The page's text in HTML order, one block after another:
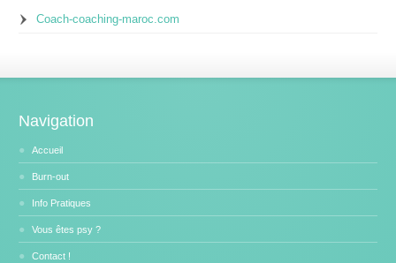
Coach-coaching-maroc.com
Navigation
Accueil
Burn-out
Info Pratiques
Vous êtes psy ?
Contact !